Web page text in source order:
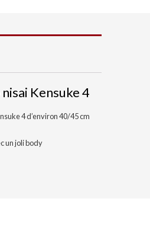
Kensuke 4
4 d’environ 40/45 cm
un joli body